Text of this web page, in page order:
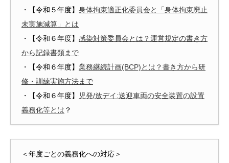
・【令和５年度】 身体拘束適正化委員会と「身体拘束廃止
未実施減算」とは
・【令和６年度】 感染対策委員会とは？運営規定の書き方
から記録書類まで
・【令和６年度】 業務継続計画(BCP)とは？書き方から研
修・訓練実施方法まで
・【令和６年度】
児発/放デイ:送迎車両の安全装置の設置
義務化等とは ？
＜年度ごとの義務化への対応＞